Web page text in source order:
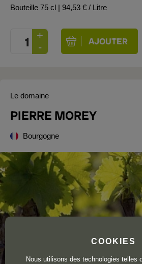
Bouteille 75 cl | 94,53 € / Litre
Le domaine
PIERRE MOREY
Bourgogne
COOKIES
Nous utilisons des technologies telles